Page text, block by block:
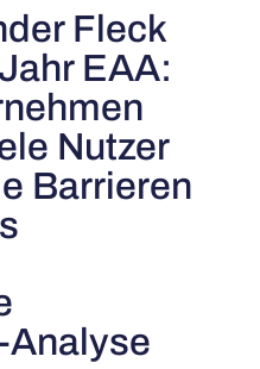
Fleck
EAA:
Nutzer
Barrieren